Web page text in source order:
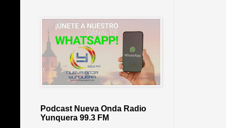
Podcast Nueva Onda Radio
Yunquera 99.3 FM